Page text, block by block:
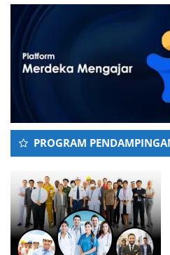
PROGRAM